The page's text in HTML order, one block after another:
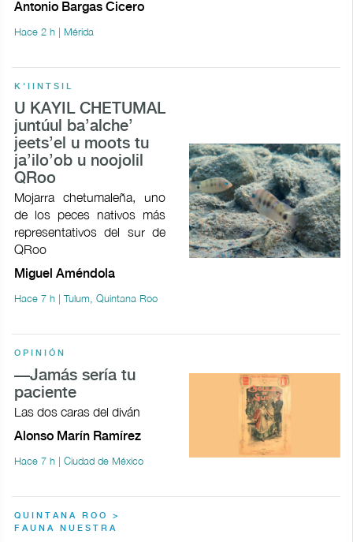
Antonio Bargas Cicero
Hace 2 h | Mérida
K'IINTSIL
U KAYIL CHETUMAL
juntúul ba’alche’
jeets’el u moots tu
ja’ilo’ob u noojolil
QRoo
Mojarra chetumaleña, uno
de los peces nativos más
representativos del sur de
QRoo
Miguel Améndola
Hace 7 h | Tulum, Quintana Roo
OPINIÓN
—Jamás sería tu
paciente
Las dos caras del diván
Alonso Marín Ramírez
Hace 7 h | Ciudad de México
QUINTANA ROO >
FAUNA NUESTRA